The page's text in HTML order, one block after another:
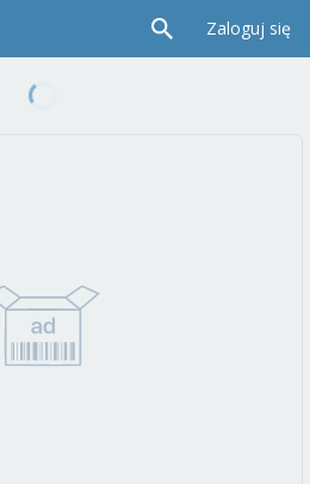
Zaloguj się